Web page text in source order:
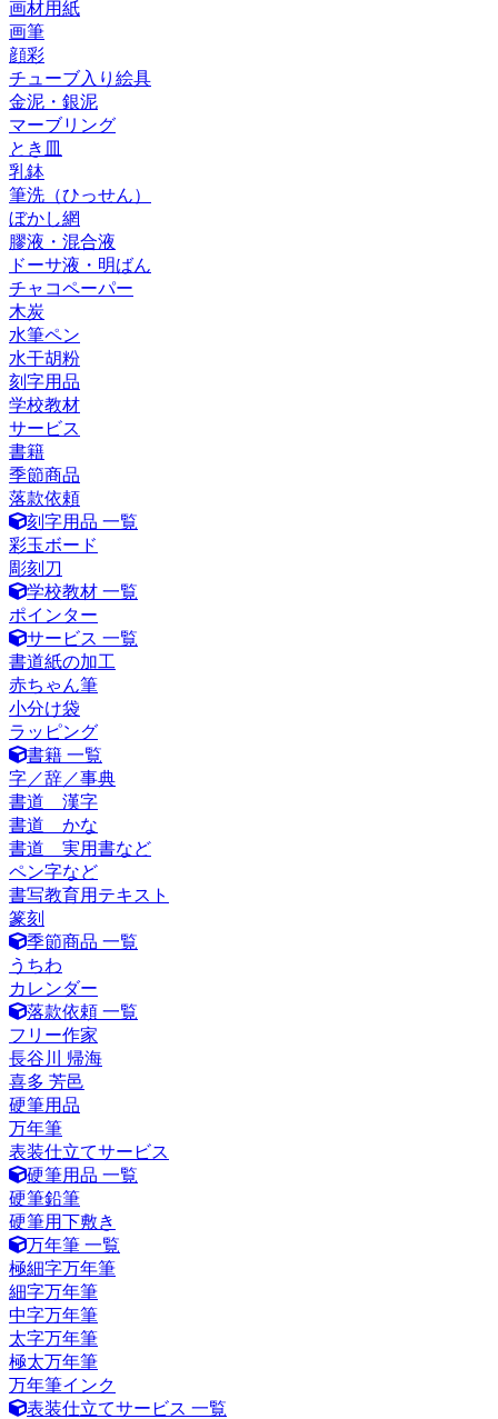
画材用紙
画筆
顔彩
チューブ入り絵具
金泥・銀泥
マーブリング
とき皿
乳鉢
筆洗（ひっせん）
ぼかし網
膠液・混合液
ドーサ液・明ばん
チャコペーパー
木炭
水筆ペン
水干胡粉
刻字用品
学校教材
サービス
書籍
季節商品
落款依頼
刻字用品 一覧
彩玉ボード
彫刻刀
学校教材 一覧
ポインター
サービス 一覧
書道紙の加工
赤ちゃん筆
小分け袋
ラッピング
書籍 一覧
字／辞／事典
書道 漢字
書道 かな
書道 実用書など
ペン字など
書写教育用テキスト
篆刻
季節商品 一覧
うちわ
カレンダー
落款依頼 一覧
フリー作家
長谷川 帰海
喜多 芳邑
硬筆用品
万年筆
表装仕立てサービス
硬筆用品 一覧
硬筆鉛筆
硬筆用下敷き
万年筆 一覧
極細字万年筆
細字万年筆
中字万年筆
太字万年筆
極太万年筆
万年筆インク
表装仕立てサービス 一覧